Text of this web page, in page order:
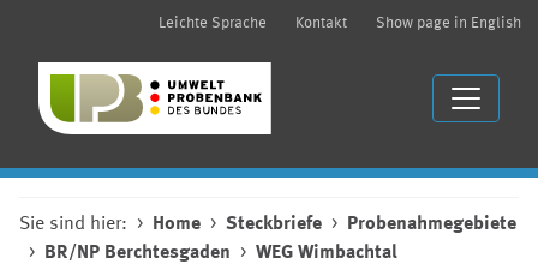
Leichte Sprache Kontakt Show page in English
Sie sind hier: Home Steckbriefe
Probenahmegebiete
BR/NP Berchtesgaden
WEG Wimbachtal